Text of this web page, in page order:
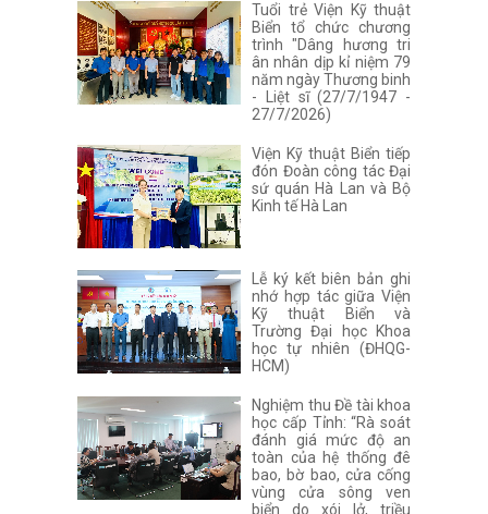
Tuổi trẻ Viện Kỹ thuật
Biển tổ chức chương
trình "Dâng hương tri
ân nhân dịp kỉ niệm 79
năm ngày Thương binh
- Liệt sĩ (27/7/1947 -
27/7/2026)
Viện Kỹ thuật Biển tiếp
đón Đoàn công tác Đại
sứ quán Hà Lan và Bộ
Kinh tế Hà Lan
Lễ ký kết biên bản ghi
nhớ hợp tác giữa Viện
Kỹ thuật Biển và
Trường Đại học Khoa
học tự nhiên (ĐHQG-
HCM)
Nghiệm thu Đề tài khoa
học cấp Tỉnh: “Rà soát
đánh giá mức độ an
toàn của hệ thống đê
bao, bờ bao, cửa cống
vùng cửa sông ven
biển do xói lở, triều